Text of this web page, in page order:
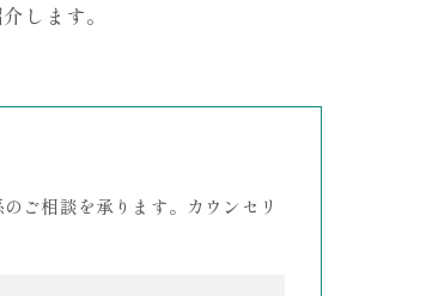
します。
ご相談を承ります。カウンセリ